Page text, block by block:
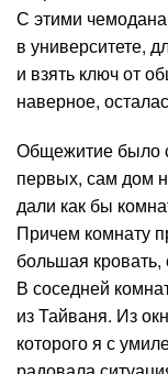
С этими
в университете,
и взять ключ от
наверное,
Общежитие было
первых, сам дом
дали как бы
Причем комнату
большая
В соседней
из Тайваня. Из
которого я с